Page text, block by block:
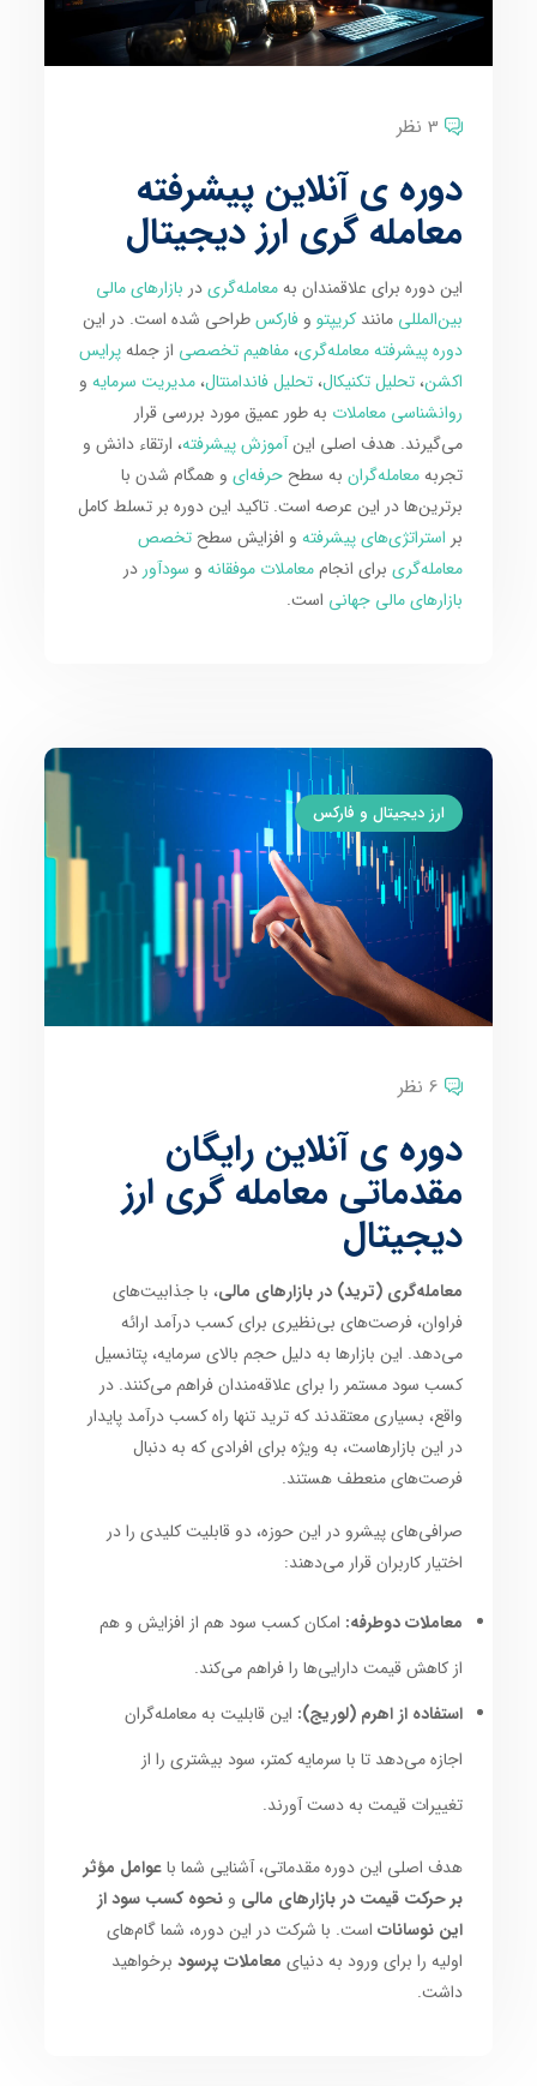
3 نظر
دوره ی آنلاین پیشرفته
معامله گری ارز دیجیتال
این دوره برای علاقمندان بهمعامله‌گریدر بازارهای مالی
بین‌المللی مانندکریپتو وفارکسطراحی شده است. در این
دوره پیشرفته معامله‌گری،مفاهیم تخصصی از جملهپرایس
اکشن،تحلیل تکنیکال،تحلیل فاندامنتال،مدیریت سرمایه و
روانشناسی معاملات به طور عمیق مورد بررسی قرار
می‌گیرند. هدف اصلی اینآموزش پیشرفته، ارتقاء دانش و
تجربهمعامله‌گران به سطححرفه‌ای و همگام شدن با
برترین‌ها در این عرصه است. تاکید این دوره بر تسلط کامل
بر استراتژی‌های پیشرفته و افزایش سطحتخصص
معامله‌گری برای انجاممعاملات موفقانه و سودآوردر
بازارهای مالی جهانی است.
ارز دیجیتال و فارکس
6 نظر
دوره ی آنلاین رایگان
مقدماتی معامله گری ارز
دیجیتال
معامله‌گری (ترید) در بازارهای مالی، با جذابیت‌های
فراوان، فرصت‌های بی‌نظیری برای کسب درآمد ارائه
می‌دهد. این بازارها به دلیل حجم بالای سرمایه، پتانسیل
کسب سود مستمر را برای علاقه‌مندان فراهم می‌کنند. در
واقع، بسیاری معتقدند که ترید تنها راه کسب درآمد پایدار
در این بازارهاست، به ویژه برای افرادی که به دنبال
فرصت‌های منعطف هستند.
صرافی‌های پیشرو در این حوزه، دو قابلیت کلیدی را در
اختیار کاربران قرار می‌دهند:
معاملات دوطرفه: امکان کسب سود هم از افزایش و هم
از کاهش قیمت دارایی‌ها را فراهم می‌کند.
استفاده از اهرم (لوریج): این قابلیت به معامله‌گران
اجازه می‌دهد تا با سرمایه کمتر، سود بیشتری را از
تغییرات قیمت به دست آورند.
هدف اصلی این دوره مقدماتی، آشنایی شما باعوامل مؤثر
بر حرکت قیمت در بازارهای مالی ونحوه کسب سود از
این نوسانات است. با شرکت در این دوره، شما گام‌های
اولیه را برای ورود به دنیای معاملات پرسود برخواهید
داشت.